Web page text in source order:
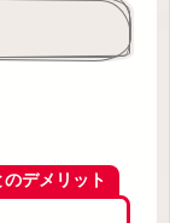
デメリット